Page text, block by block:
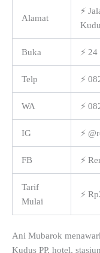
Alamat
⚡
Buka ⚡
Telp ⚡
WA ⚡
IG ⚡
FB ⚡
Tarif
Mulai
⚡
Ani Mubarok
Kudus PP, hotel,